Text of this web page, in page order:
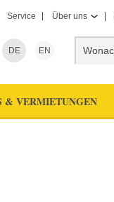
Service Über uns
DE EN
& VERMIETUNGEN